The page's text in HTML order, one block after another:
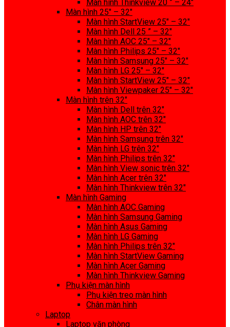
Màn hình Thinkview 20 ” – 24″
Màn hình 25″ – 32″
Màn hình StartView 25″ – 32″
Màn hình Dell 25 ” – 32″
Màn hình AOC 25″ – 32″
Màn hình Philips 25″ – 32″
Màn hình Samsung 25″ – 32″
Màn hình LG 25″ – 32″
Màn hình StartView 25″ – 32″
Màn hình Viewpaker 25″ – 32″
Màn hình trên 32″
Màn hình Dell trên 32″
Màn hình AOC trên 32″
Màn hình HP trên 32″
Màn hình Samsung trên 32″
Màn hình LG trên 32″
Màn hình Philips trên 32″
Màn hình View sonic trên 32″
Màn hình Acer trên 32″
Màn hình Thinkview trên 32″
Màn hình Gaming
Màn hình AOC Gaming
Màn hình Samsung Gaming
Màn hình Asus Gaming
Màn hình LG Gaming
Màn hình Philips trên 32″
Màn hình StartView Gaming
Màn hình Acer Gaming
Màn hình Thinkview Gaming
Phụ kiện màn hình
Phụ kiện treo màn hình
Chân màn hình
Laptop
Laptop văn phòng